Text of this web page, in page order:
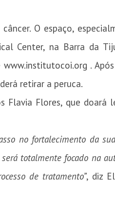
O espaço,
Center, na Barra da
www.institutocoi.org .
retirar a peruca.
Flavia Flores, que doará
no fortalecimento da
totalmente focado na
de tratamento”, diz